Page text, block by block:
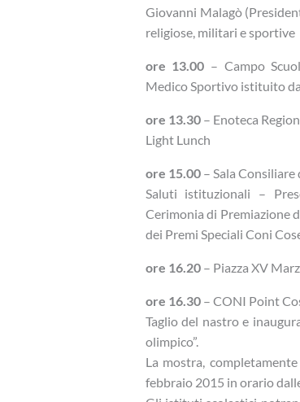
Giovanni Malagò
religiose, militari e sportive
ore 13.00 – Campo
Medico Sportivo istituito
ore 13.30– Enoteca
Light Lunch
ore 15.00– Sala Consiliare
Saluti istituzionali –
Cerimonia di Premiazione
dei Premi Speciali Coni
ore 16.20– Piazza XV
ore 16.30– CONI Point
Taglio del nastro e
olimpico”.
La mostra,
febbraio 2015 in orario